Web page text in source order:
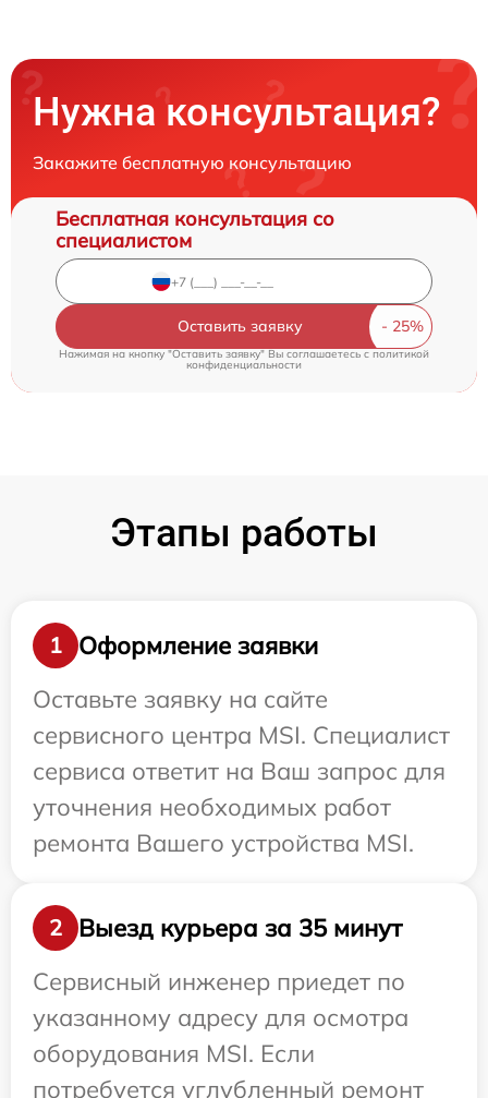
Нужна консультация?
Закажите бесплатную консультацию
Бесплатная консультация со
специалистом
Оставить заявку
Нажимая на кнопку "Оставить заявку" Вы соглашаетесь cполитикой
конфиденциальности
Этапы работы
1
Оформление заявки
Оставьте заявку на сайте
сервисного центра MSI. Специалист
сервиса ответит на Ваш запрос для
уточнения необходимых работ
ремонта Вашего устройства MSI.
2
Выезд курьера за 35 минут
Сервисный инженер приедет по
указанному адресу для осмотра
оборудования MSI. Если
потребуется углубленный ремонт